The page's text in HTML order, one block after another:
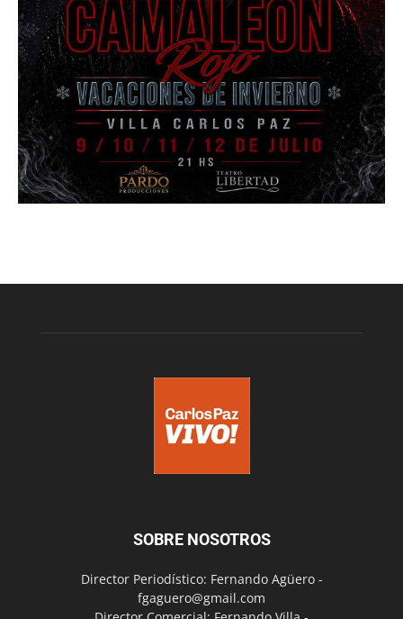
SOBRE NOSOTROS
Director Periodístico: Fernando Agüero -
fgaguero@gmail.com